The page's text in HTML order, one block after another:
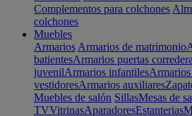
Complementos para colchones
colchones
Muebles
Armarios Armarios de matrimonio
batientesArmarios puertas
juvenilArmarios infantiles
vestidoresArmarios auxiliares
Muebles de salón SillasMesas de
TVVitrinasAparadoresEstanterias